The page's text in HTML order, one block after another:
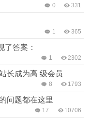
331
0
365
1
了答案：
2302
1
长成为高 级会员
1793
8
问题都在这里
10706
17